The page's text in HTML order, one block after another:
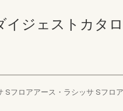
ジェストカタ
Sフロアアース・ラシッサ Sフロ